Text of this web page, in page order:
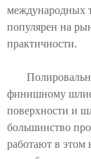
международных
популярен на
практичности.
финишному
поверхности и
большинство
работают в этом